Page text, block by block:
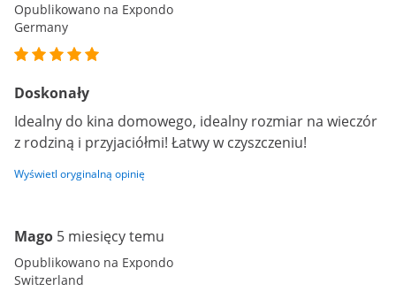
Opublikowano na Expondo
Germany
Doskonały
Idealny do kina domowego, idealny rozmiar na wieczór
z rodziną i przyjaciółmi! Łatwy w czyszczeniu!
Wyświetl oryginalną opinię
Mago 5 miesięcy temu
Opublikowano na Expondo
Switzerland